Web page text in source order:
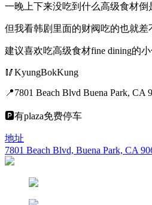
一晚上下来没吃到什么高级食材倒
但我看韩剧里面的财阀吃的也就差
建议喜欢吃高级食材fine dining的
🥢KyungBokKung
📍7801 Beach Blvd Buena Park, CA
🅿️有plaza免费停车
地址
7801 Beach Blvd, Buena Park, CA